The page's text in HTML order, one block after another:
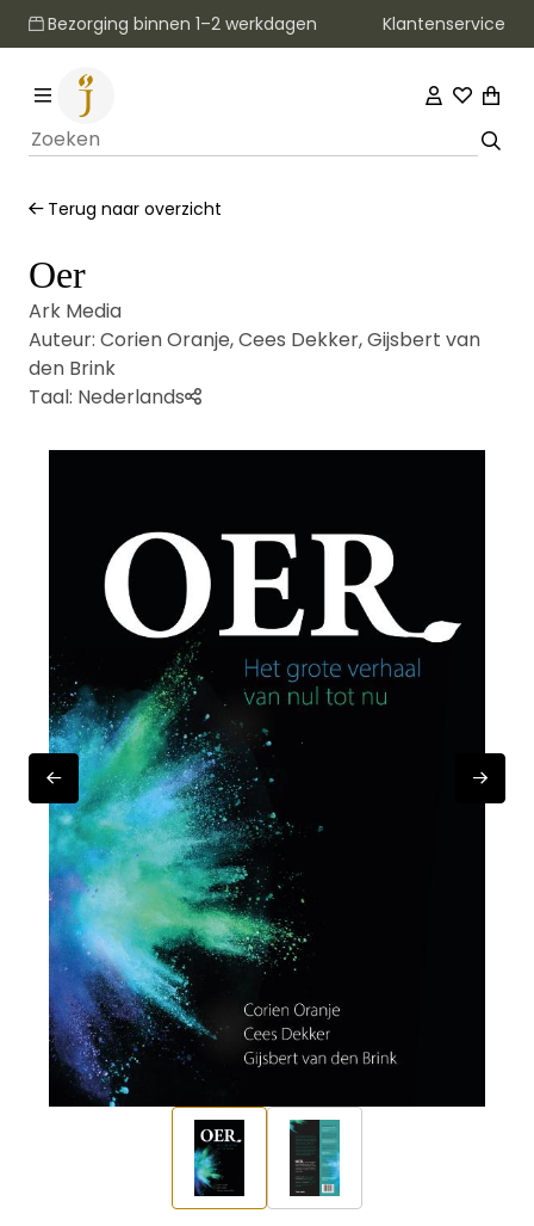
Bezorging binnen 1–2 werkdagen Klantenservice
Terug naar overzicht
Oer
Ark Media
Auteur: Corien Oranje,Cees Dekker,Gijsbert van
den Brink
Taal: Nederlands